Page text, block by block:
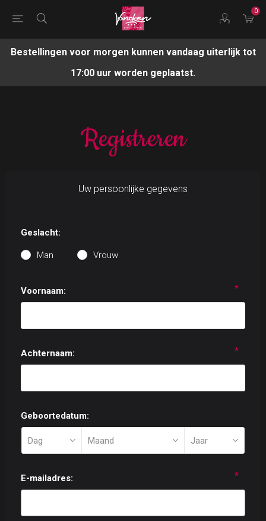
0
Bestellingen voor morgen kunnen vandaag uiterlijk tot
17:00 uur worden geplaatst.
Registreren
Uw persoonlijke gegevens
Geslacht:
Man Vrouw
Voornaam: *
Achternaam: *
Geboortedatum:
E-mailadres: *